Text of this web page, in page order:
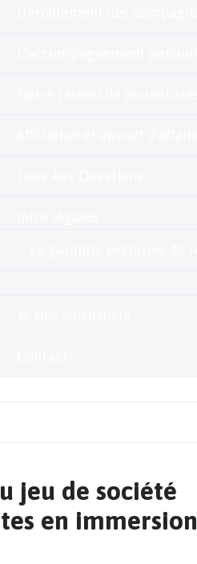
jeu de société
en immersion